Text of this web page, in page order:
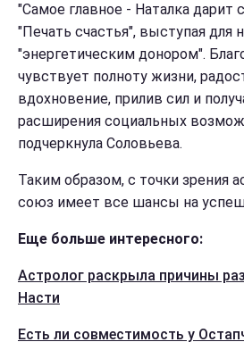
"Самое главное - Наталка дарит
"Печать счастья", выступая для
"энергетическим донором".
чувствует полноту жизни,
вдохновение, прилив сил и
расширения социальных
подчеркнула Соловьева.
Таким образом, с точки зрения
союз имеет все шансы на
Еще больше интересного:
Астролог раскрыла причины
Насти
Есть ли совместимость у